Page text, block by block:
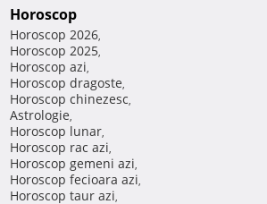
Horoscop
Horoscop 2026,
Horoscop 2025,
Horoscop azi,
Horoscop dragoste,
Horoscop chinezesc,
Astrologie,
Horoscop lunar,
Horoscop rac azi,
Horoscop gemeni azi,
Horoscop fecioara azi,
Horoscop taur azi,